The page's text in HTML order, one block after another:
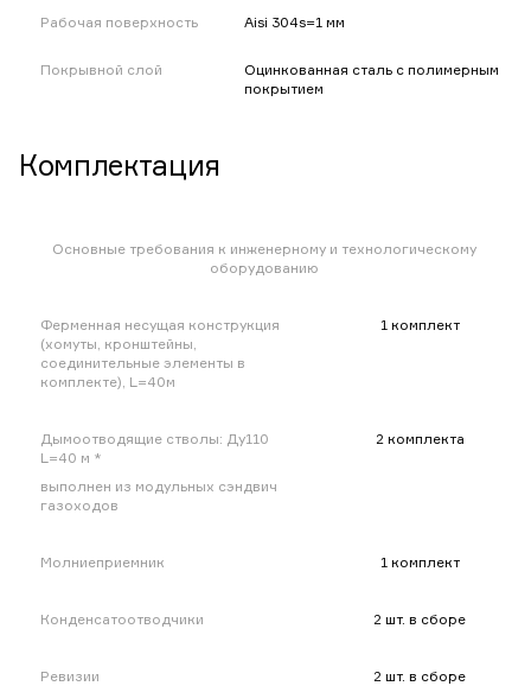
Рабочая поверхность Aisi 304s=1 мм
Покрывной слой
Оцинкованная сталь с полимерным
покрытием
Комплектация
Основные требования к инженерному и технологическому
оборудованию
Ферменная несущая конструкция
(хомуты, кронштейны,
соединительные элементы в
комплекте), L=40м
1 комплект
Дымоотводящие стволы: Ду110
L=40 м *
выполнен из модульных сэндвич
газоходов
2 комплекта
Молниеприемник 1 комплект
Конденсатоотводчики 2 шт. в сборе
Ревизии 2 шт. в сборе